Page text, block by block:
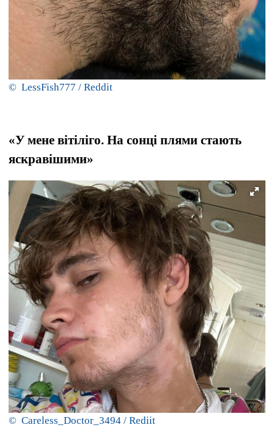
© LessFish777 / Reddit
«У мене вітіліго. На сонці плями стають
яскравішими»
© Careless_Doctor_3494 / Rediit